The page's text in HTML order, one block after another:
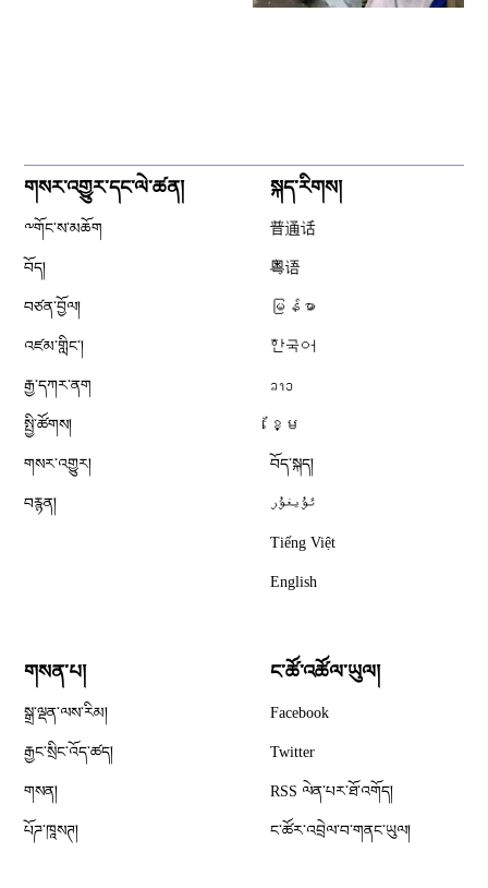
གསར་འགྱུར་དང་ལེ་ཚན།
༸གོང་ས་མཆོག
བོད།
བཙན་བྱོལ།
འཛམ་གླིང༌།
རྒྱ་དཀར་ནག
སྤྱི་ཚོགས།
གསར་འགྱུར།
བརྙན།
སྐད་རིགས།
普通话
粤语
မြန်မာ
한국어
ລາວ
ខ្មែ
བོད་སྐད།
ئۇيغۇر
Tiếng Việt
English
གསན་པ།
སྒྲ་ལྡན་ལས་རིམ།
རྒྱང་སྲིང་འོད་ཚད།
གསན།
པོཌ་ཁཱསཊ།
ང་ཚོ་འཚོལ་ཡུལ།
Facebook
Twitter
RSS ལེན་པར་ཐོ་འགོད།
ང་ཚོར་འབྲེལ་བ་གནང་ཡུལ།